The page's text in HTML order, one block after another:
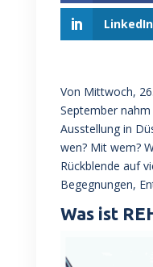
LinkedIn
Von Mittwoch,
September nahm
Ausstellung in
wen? Mit wem?
Rückblende auf
Begegnungen,
Was ist